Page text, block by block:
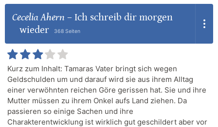
Cecelia Ahern – Ich schreib dir morgen
wieder
368 Seiten
Kurz zum Inhalt: Tamaras Vater bringt sich wegen
Geldschulden um und darauf wird sie aus ihrem Alltag
einer verwöhnten reichen Göre gerissen hat. Sie und ihre
Mutter müssen zu ihrem Onkel aufs Land ziehen. Da
passieren so einige Sachen und ihre
Charakterentwicklung ist wirklich gut geschildert aber vor